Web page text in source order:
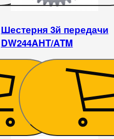
Шестерня 3й передачи
DW244AHT/ATM
669